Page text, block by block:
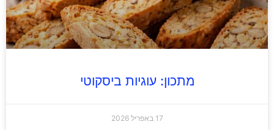
מתכון: עוגיות ביסקוטי
17 באפריל 2026